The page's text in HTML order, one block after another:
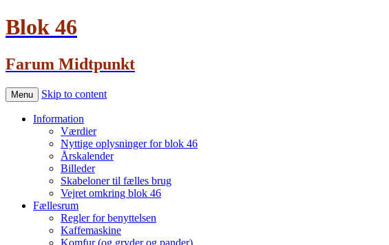
Blok 46
Farum Midtpunkt
Menu Skip to content
Information
Værdier
Nyttige oplysninger for blok 46
Årskalender
Billeder
Skabeloner til fælles brug
Vejret omkring blok 46
Fællesrum
Regler for benyttelsen
Kaffemaskine
Komfur (og gryder og pander)